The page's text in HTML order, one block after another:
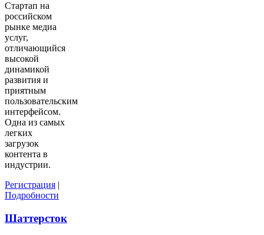
Стартап на
российском
рынке медиа
услуг,
отличающийся
высокой
динамикой
развития и
приятным
пользовательским
интерфейсом.
Одна из самых
легких
загрузок
контента в
индустрии.
Регистрация |
Подробности
Шаттерсток